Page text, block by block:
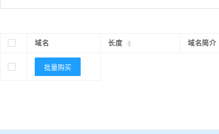
域名 长度 域名简介
批量购买